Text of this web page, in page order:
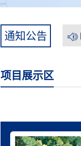
通知公告
项目展示区